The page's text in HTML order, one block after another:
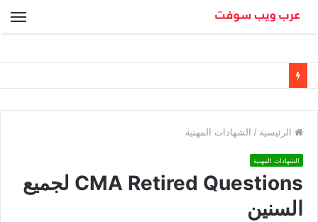
الرئيسية / الشهادات المهنية
الشهادات المهنية
CMA Retired Questions لجميع
السنين